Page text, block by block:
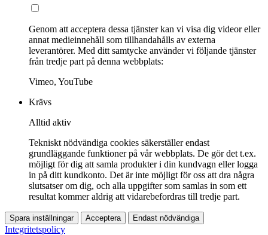
Genom att acceptera dessa tjänster kan vi visa dig videor eller
annat medieinnehåll som tillhandahålls av externa
leverantörer. Med ditt samtycke använder vi följande tjänster
från tredje part på denna webbplats:
Vimeo, YouTube
Krävs
Alltid aktiv
Tekniskt nödvändiga cookies säkerställer endast
grundläggande funktioner på vår webbplats. De gör det t.ex.
möjligt för dig att samla produkter i din kundvagn eller logga
in på ditt kundkonto. Det är inte möjligt för oss att dra några
slutsatser om dig, och alla uppgifter som samlas in som ett
resultat kommer aldrig att vidarebefordras till tredje part.
Spara inställningar Acceptera Endast nödvändiga
Integritetspolicy